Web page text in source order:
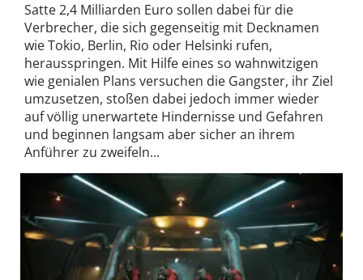
Satte 2,4 Milliarden Euro sollen dabei für die
Verbrecher, die sich gegenseitig mit Decknamen
wie Tokio, Berlin, Rio oder Helsinki rufen,
herausspringen. Mit Hilfe eines so wahnwitzigen
wie genialen Plans versuchen die Gangster, ihr Ziel
umzusetzen, stoßen dabei jedoch immer wieder
auf völlig unerwartete Hindernisse und Gefahren
und beginnen langsam aber sicher an ihrem
Anführer zu zweifeln...